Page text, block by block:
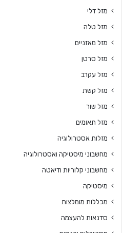
מזל דלי
מזל טלה
מזל מאזניים
מזל סרטן
מזל עקרב
מזל קשת
מזל שור
מזל תאומים
מזלות אסטרולוגיה
מחשבוני מיסטיקה ואסטרולוגיה
מחשבוני קלוריות ודיאטה
מיסטיקה
מכללות מומלצות
סדנאות להעצמה